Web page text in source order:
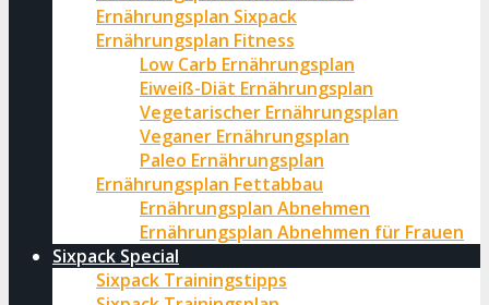
Ernährungsplan Sixpack
Ernährungsplan Fitness
Low Carb Ernährungsplan
Eiweiß-Diät Ernährungsplan
Vegetarischer Ernährungsplan
Veganer Ernährungsplan
Paleo Ernährungsplan
Ernährungsplan Fettabbau
Ernährungsplan Abnehmen
Ernährungsplan Abnehmen für Frauen
Sixpack Special
Sixpack Trainingstipps